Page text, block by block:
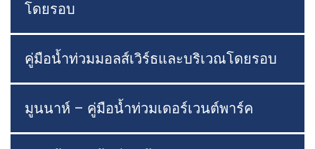
โดยรอบ
คู่มือน้ำท่วมมอลส์เวิร์ธและบริเวณโดยรอบ
มูนนาห์ – คู่มือน้ำท่วมเดอร์เวนต์พาร์ค